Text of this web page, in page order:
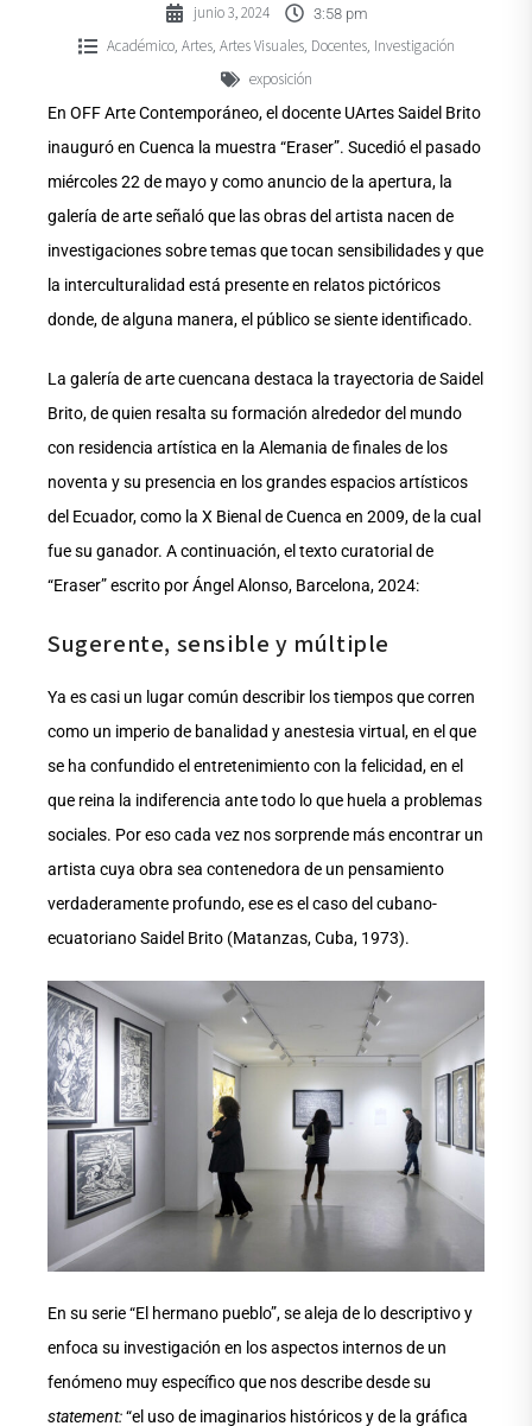
junio 3, 2024 3:58 pm
Académico, Artes, Artes Visuales, Docentes, Investigación
exposición
En OFF Arte Contemporáneo, el docente UArtes Saidel Brito
inauguró en Cuenca la muestra “Eraser”. Sucedió el pasado
miércoles 22 de mayo y como anuncio de la apertura, la
galería de arte señaló que las obras del artista nacen de
investigaciones sobre temas que tocan sensibilidades y que
la interculturalidad está presente en relatos pictóricos
donde, de alguna manera, el público se siente identificado.
La galería de arte cuencana destaca la trayectoria de Saidel
Brito, de quien resalta su formación alrededor del mundo
con residencia artística en la Alemania de finales de los
noventa y su presencia en los grandes espacios artísticos
del Ecuador, como la X Bienal de Cuenca en 2009, de la cual
fue su ganador. A continuación, el texto curatorial de
“Eraser” escrito por Ángel Alonso, Barcelona, 2024:
Sugerente, sensible y múltiple
Ya es casi un lugar común describir los tiempos que corren
como un imperio de banalidad y anestesia virtual, en el que
se ha confundido el entretenimiento con la felicidad, en el
que reina la indiferencia ante todo lo que huela a problemas
sociales. Por eso cada vez nos sorprende más encontrar un
artista cuya obra sea contenedora de un pensamiento
verdaderamente profundo, ese es el caso del cubano-
ecuatoriano Saidel Brito (Matanzas, Cuba, 1973).
En su serie “El hermano pueblo”, se aleja de lo descriptivo y
enfoca su investigación en los aspectos internos de un
fenómeno muy específico que nos describe desde su
statement:“el uso de imaginarios históricos y de la gráfica